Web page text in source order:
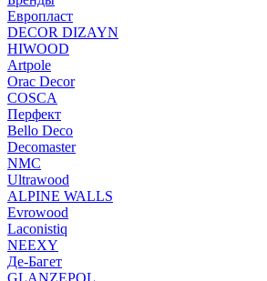
Европласт
DECOR DIZAYN
HIWOOD
Artpole
Orac Decor
COSCA
Перфект
Bello Deco
Decomaster
NMС
Ultrawood
ALPINE WALLS
Evrowood
Laconistiq
NEEXY
Де-Багет
GLANZEPOL